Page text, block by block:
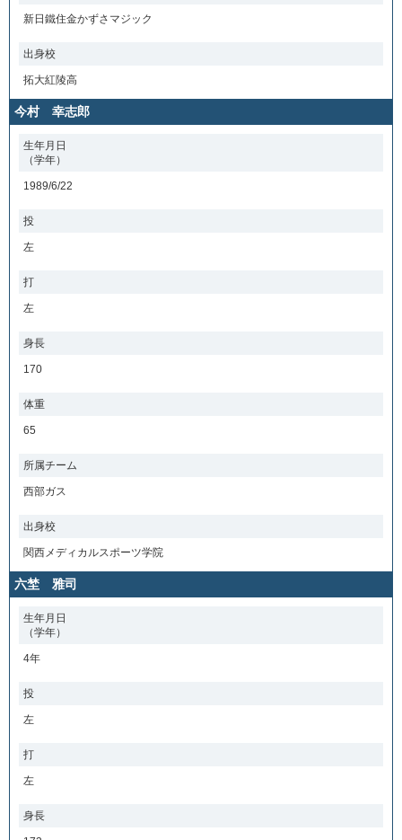
新日鐵住金かずさマジック
出身校
拓大紅陵高
今村 幸志郎
生年月日
（学年）
1989/6/22
投
左
打
左
身長
170
体重
65
所属チーム
西部ガス
出身校
関西メディカルスポーツ学院
六埜 雅司
生年月日
（学年）
4年
投
左
打
左
身長